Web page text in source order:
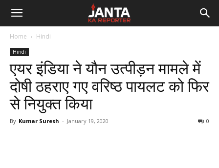
Janta
Reporter
Home Hindi
Hindi
एयर इंडिया ने यौन उत्पीड़न मामले में
दोषी ठहराए गए वरिष्ठ पायलट को फिर
से नियुक्त किया
By Kumar Suresh - January 19, 2020 0